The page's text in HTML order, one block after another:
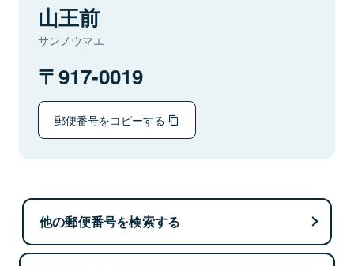
山王前
サンノウマエ
917-0019
郵便番号をコピーする
他の郵便番号を検索する